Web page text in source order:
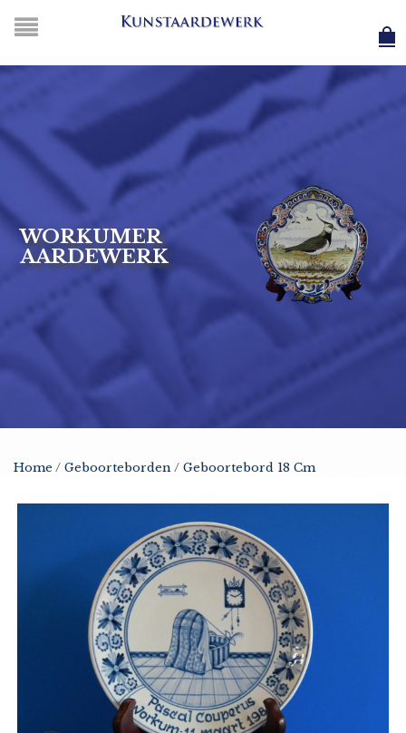
WORKUMER
AARDEWERK
Home/ Geboorteborden/ Geboortebord 18 Cm